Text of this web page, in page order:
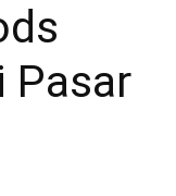
Pasar